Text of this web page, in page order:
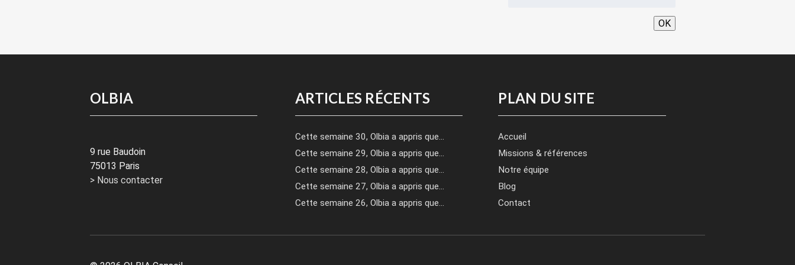
OK
OLBIA
9 rue Baudoin
75013 Paris
> Nous contacter
ARTICLES RÉCENTS
Cette semaine 30, Olbia a appris que…
Cette semaine 29, Olbia a appris que…
Cette semaine 28, Olbia a appris que…
Cette semaine 27, Olbia a appris que…
Cette semaine 26, Olbia a appris que…
PLAN DU SITE
Accueil
Missions & références
Notre équipe
Blog
Contact